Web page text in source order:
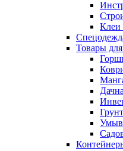
Клеи
Товары